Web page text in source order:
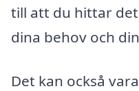
till att du hittar
dina behov och
Det kan också